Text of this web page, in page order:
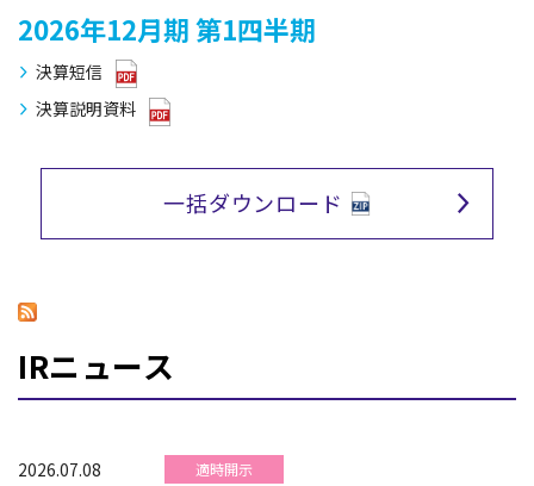
2026年12月期第1四半期
決算短信
決算説明資料
一括ダウンロード
IRニュース
2026.07.08 適時開示